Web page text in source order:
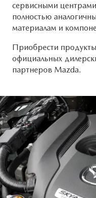
сервисными
полностью
материалам и
Приобрести
официальных
партнеров Mazda.